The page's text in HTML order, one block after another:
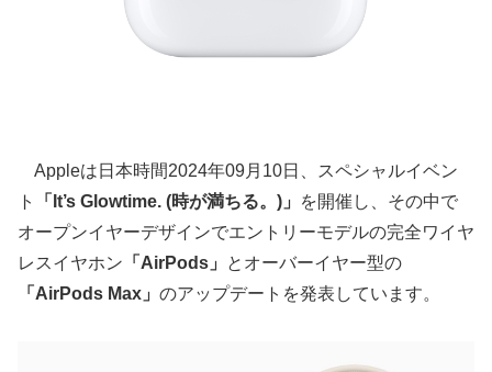
Appleは日本時間2024年09月10日、スペシャルイベン
ト
「It’s Glowtime. (時が満ちる。)」
を開催し、その中で
オープンイヤーデザインでエントリーモデルの完全ワイヤ
レスイヤホン 「AirPods」
とオーバーイヤー型の
「AirPods Max」 のアップデートを発表しています。